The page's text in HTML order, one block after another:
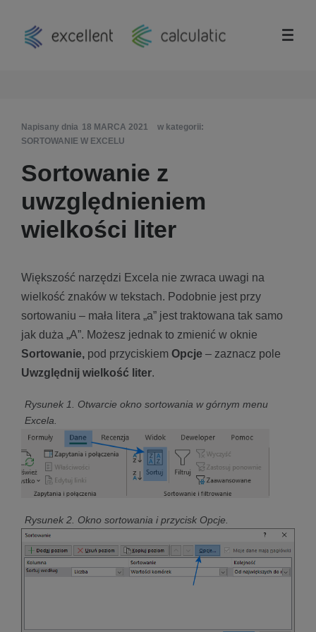
Napisany dnia 18 MARCA 2021
w kategorii:
SORTOWANIE W EXCELU
Sortowanie z
uwzględnieniem
wielkości liter
Większość narzędzi Excela nie zwraca uwagi na
wielkość znaków w tekstach. Podobnie jest przy
sortowaniu – mała litera „a” jest traktowana tak samo
jak duża „A”. Możesz jednak to zmienić w oknie
Sortowanie, pod przyciskiem Opcje – zaznacz pole
Uwzględnij wielkość liter.
Rysunek 1. Otwarcie okno sortowania w górnym menu
Excela.
Rysunek 2. Okno sortowania i przycisk Opcje.